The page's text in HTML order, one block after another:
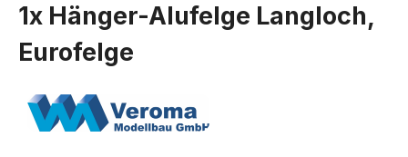
1x Hänger-Alufelge Langloch,
Eurofelge